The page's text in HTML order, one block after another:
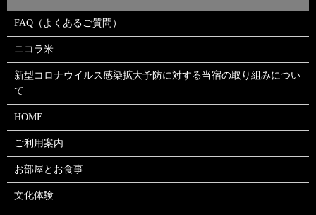
FAQ（よくあるご質問）
ニコラ米
新型コロナウイルス感染拡大予防に対する当宿の取り組みについ
て
HOME
ご利用案内
お部屋とお食事
文化体験